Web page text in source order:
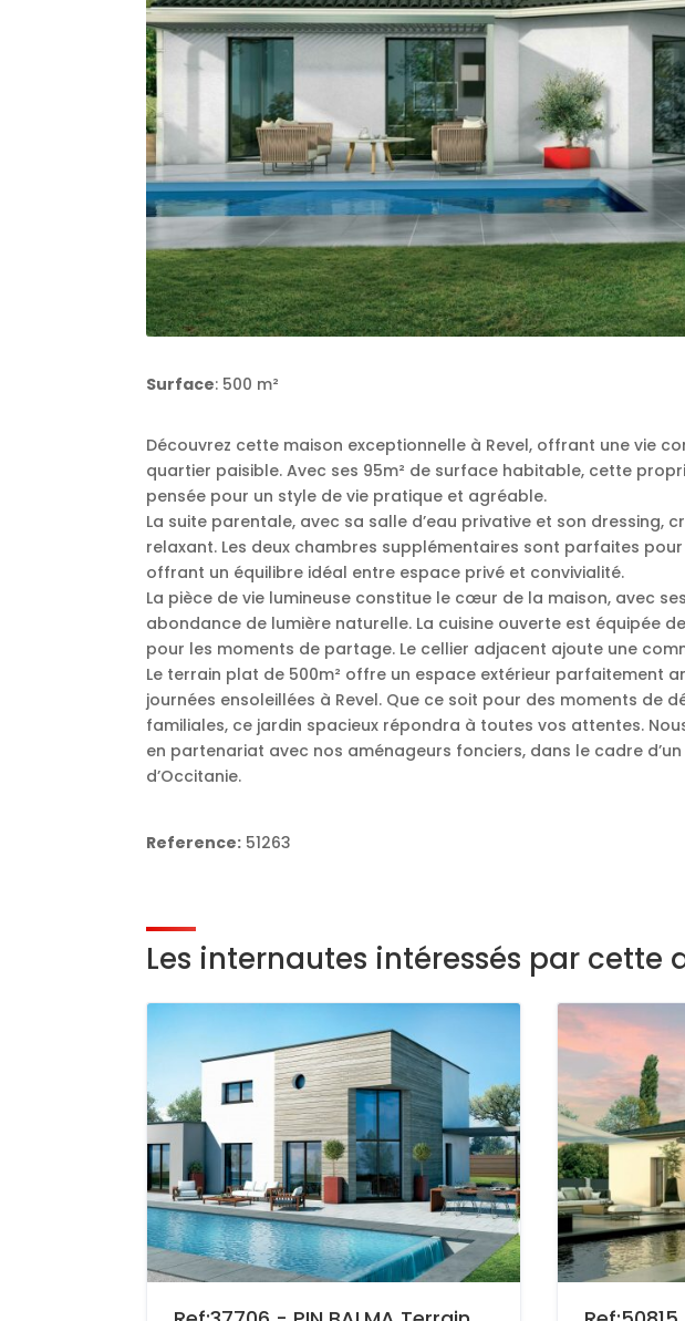
Surface: 500 m²
Découvrez cette maison exceptionnelle à Revel, offrant une vie
quartier paisible. Avec ses 95m² de surface habitable, cette
pensée pour un style de vie pratique et agréable.
La suite parentale, avec sa salle d’eau privative et son dressing,
relaxant. Les deux chambres supplémentaires sont parfaites
offrant un équilibre idéal entre espace privé et convivialité.
La pièce de vie lumineuse constitue le cœur de la maison, avec
abondance de lumière naturelle. La cuisine ouverte est équipée
pour les moments de partage. Le cellier adjacent ajoute une
Le terrain plat de 500m² offre un espace extérieur parfaitement
journées ensoleillées à Revel. Que ce soit pour des moments de
familiales, ce jardin spacieux répondra à toutes vos attentes.
en partenariat avec nos aménageurs fonciers, dans le cadre
d’Occitanie.
Reference: 51263
Les internautes intéressés par cette